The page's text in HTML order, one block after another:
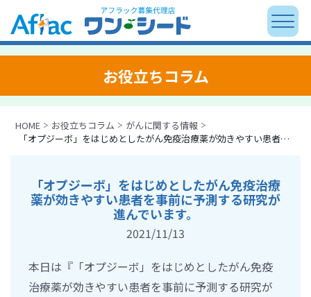
お役立ちコラム
HOME お役立ちコラム
がんに関する情報
「オプジーボ」をはじめとしたがん免疫治療薬が効きやすい患者を事前に予測する研究が進んでいます。
「オプジーボ」をはじめとしたがん免疫治療
薬が効きやすい患者を事前に予測する研究が
進んでいます。
2021/11/13
本日は『「オプジーボ」をはじめとしたがん免疫
治療薬が効きやすい患者を事前に予測する研究が